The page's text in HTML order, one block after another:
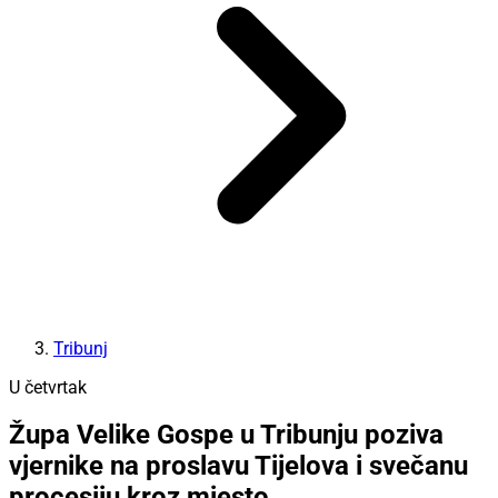
Tribunj
U četvrtak
Župa Velike Gospe u Tribunju poziva
vjernike na proslavu Tijelova i svečanu